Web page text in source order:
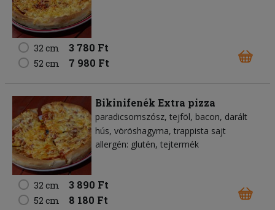
32 cm 3 780 Ft
52 cm 7 980 Ft
Bikinifenék Extra pizza
paradicsomszósz tejföl bacon darált
hús vöröshagyma trappista sajt
allergén: glutén, tejtermék
32 cm 3 890 Ft
52 cm 8 180 Ft